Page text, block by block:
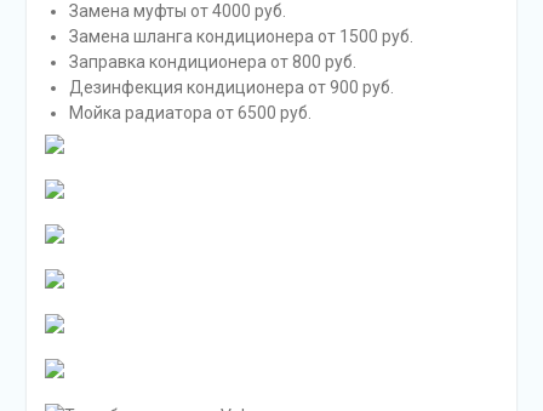
Замена муфты от 4000 руб.
Замена шланга кондиционера от 1500 руб.
Заправка кондиционера от 800 руб.
Дезинфекция кондиционера от 900 руб.
Мойка радиатора от 6500 руб.